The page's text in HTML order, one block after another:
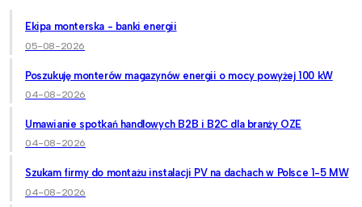
Ekipa monterska - banki energii
05-08-2026
Poszukuję monterów magazynów energii o mocy powyżej 100 kW
04-08-2026
Umawianie spotkań handlowych B2B i B2C dla branży OZE
04-08-2026
Szukam firmy do montażu instalacji PV na dachach w Polsce 1-5 MW
04-08-2026